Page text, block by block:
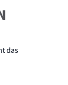
das